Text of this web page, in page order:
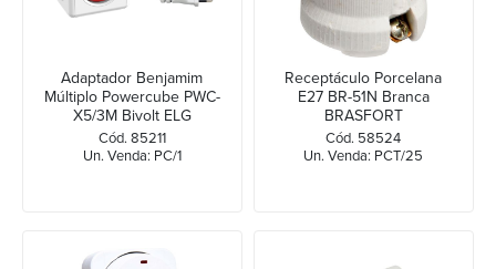
Adaptador Benjamim
Múltiplo Powercube PWC-
X5/3M Bivolt ELG
Cód. 85211
Un. Venda: PC/1
Receptáculo Porcelana
E27 BR-51N Branca
BRASFORT
Cód. 58524
Un. Venda: PCT/25